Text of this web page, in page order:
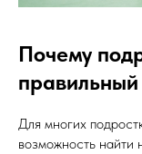
Почему
правильный
Для многих
возможность найти